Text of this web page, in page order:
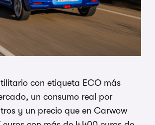
con etiqueta ECO más
un consumo real por
y un precio que en Carwow